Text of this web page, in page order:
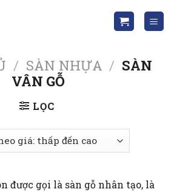
/ SÀN NHỰA / SÀN
VÂN GỖ
LỌC
được gọi là sàn gỗ nhân tạo, là